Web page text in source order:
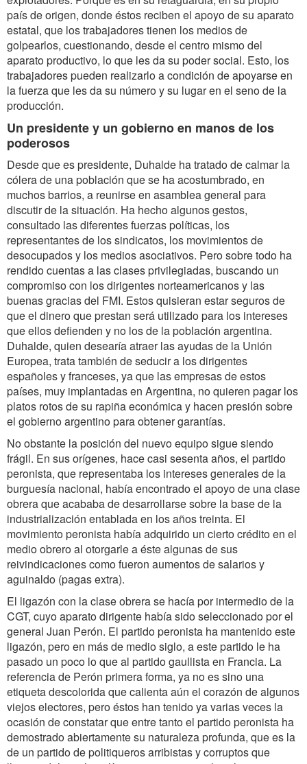
país de origen, donde éstos reciben el apoyo de su aparato
estatal, que los trabajadores tienen los medios de
golpearlos, cuestionando, desde el centro mismo del
aparato productivo, lo que les da su poder social. Esto, los
trabajadores pueden realizarlo a condición de apoyarse en
la fuerza que les da su número y su lugar en el seno de la
producción.
Un presidente y un gobierno en manos de los
poderosos
Desde que es presidente, Duhalde ha tratado de calmar la
cólera de una población que se ha acostumbrado, en
muchos barrios, a reunirse en asamblea general para
discutir de la situación. Ha hecho algunos gestos,
consultado las diferentes fuerzas políticas, los
representantes de los sindicatos, los movimientos de
desocupados y los medios asociativos. Pero sobre todo ha
rendido cuentas a las clases privilegiadas, buscando un
compromiso con los dirigentes norteamericanos y las
buenas gracias del FMI. Estos quisieran estar seguros de
que el dinero que prestan será utilizado para los intereses
que ellos defienden y no los de la población argentina.
Duhalde, quien desearía atraer las ayudas de la Unión
Europea, trata también de seducir a los dirigentes
españoles y franceses, ya que las empresas de estos
países, muy implantadas en Argentina, no quieren pagar los
platos rotos de su rapiña económica y hacen presión sobre
el gobierno argentino para obtener garantías.
No obstante la posición del nuevo equipo sigue siendo
frágil. En sus orígenes, hace casi sesenta años, el partido
peronista, que representaba los intereses generales de la
burguesía nacional, había encontrado el apoyo de una clase
obrera que acababa de desarrollarse sobre la base de la
industrialización entablada en los años treinta. El
movimiento peronista había adquirido un cierto crédito en el
medio obrero al otorgarle a éste algunas de sus
reivindicaciones como fueron aumentos de salarios y
aguinaldo (pagas extra).
El ligazón con la clase obrera se hacía por intermedio de la
CGT, cuyo aparato dirigente había sido seleccionado por el
general Juan Perón. El partido peronista ha mantenido este
ligazón, pero en más de medio siglo, a este partido le ha
pasado un poco lo que al partido gaullista en Francia. La
referencia de Perón primera forma, ya no es sino una
etiqueta descolorida que calienta aún el corazón de algunos
viejos electores, pero éstos han tenido ya varias veces la
ocasión de constatar que entre tanto el partido peronista ha
demostrado abiertamente su naturaleza profunda, que es la
de un partido de politiqueros arribistas y corruptos que